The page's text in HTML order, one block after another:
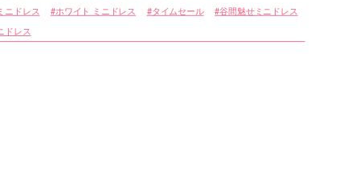
ニドレス ホワイト ミニドレス タイムセール 谷間魅せミニドレス
ドレス